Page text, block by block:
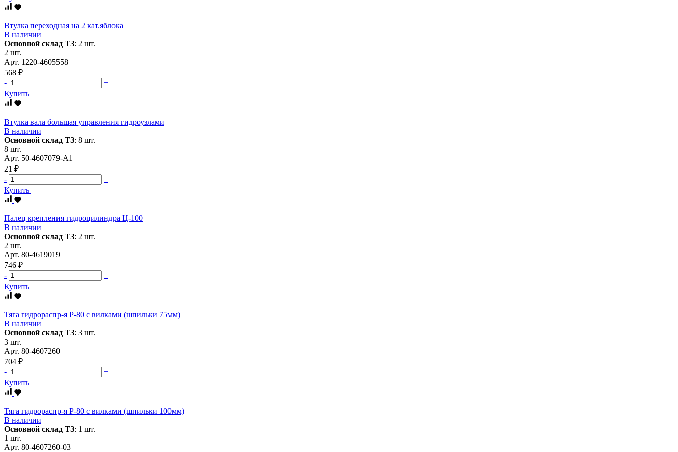
Втулка переходная на 2 кат.яблока
В наличии
Основной склад ТЗ: 2 шт.
2 шт.
Арт. 1220-4605558
568 ₽
-
+
Купить
Втулка вала большая управления гидроузлами
В наличии
Основной склад ТЗ: 8 шт.
8 шт.
Арт. 50-4607079-А1
21 ₽
-
+
Купить
Палец крепления гидроцилиндра Ц-100
В наличии
Основной склад ТЗ: 2 шт.
2 шт.
Арт. 80-4619019
746 ₽
-
+
Купить
Тяга гидрораспр-я Р-80 с вилками (шпильки 75мм)
В наличии
Основной склад ТЗ: 3 шт.
3 шт.
Арт. 80-4607260
704 ₽
-
+
Купить
Тяга гидрораспр-я Р-80 с вилками (шпильки 100мм)
В наличии
Основной склад ТЗ: 1 шт.
1 шт.
Арт. 80-4607260-03